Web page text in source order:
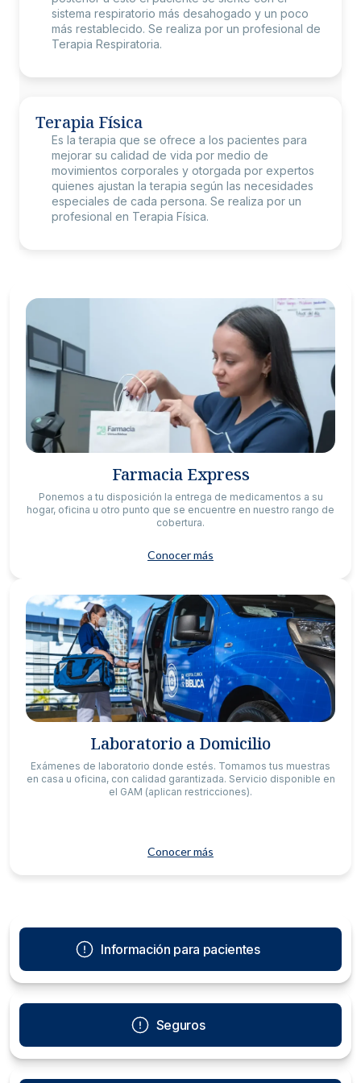
Es la limpieza del bebé que se realiza con agua y jabón
usando las técnicas correctas considerando la
susceptibilidad del recién nacido, se aconsejan cuidados
esenciales que se deben tener en esta etapa.
sistema respiratorio más desahogado y un poco
más restablecido. Se realiza por un profesional de
Terapia Respiratoria.
Terapia Física
Es la terapia que se ofrece a los pacientes para
mejorar su calidad de vida por medio de
movimientos corporales y otorgada por expertos
quienes ajustan la terapia según las necesidades
especiales de cada persona. Se realiza por un
profesional en Terapia Física.
Farmacia Express
Ponemos a tu disposición la entrega de medicamentos a su
hogar, oficina u otro punto que se encuentre en nuestro rango de
cobertura.
Conocer más
Laboratorio a Domicilio
Exámenes de laboratorio donde estés. Tomamos tus muestras
en casa u oficina, con calidad garantizada. Servicio disponible en
el GAM (aplican restricciones).
Conocer más
Información para pacientes
Seguros